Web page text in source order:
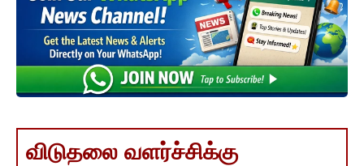
விடுதலை வளர்ச்சிக்கு